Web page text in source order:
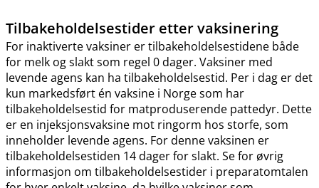
Tilbakeholdelsestider etter vaksinering
For inaktiverte vaksiner er tilbakeholdelsestidene både
for melk og slakt som regel 0 dager. Vaksiner med
levende agens kan ha tilbakeholdelsestid. Per i dag er det
kun markedsført én vaksine i Norge som har
tilbakeholdelsestid for matproduserende pattedyr. Dette
er en injeksjonsvaksine mot ringorm hos storfe, som
inneholder levende agens. For denne vaksinen er
tilbakeholdelsestiden 14 dager for slakt. Se for øvrig
informasjon om tilbakeholdelsestider i preparatomtalen